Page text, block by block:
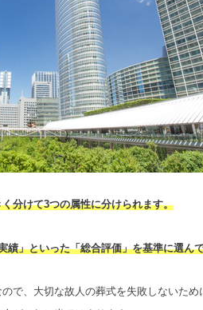
分けて3つの属性に分けられます。
」といった「総合評価」を基準に選ん
で、大切な故人の葬式を失敗しないため